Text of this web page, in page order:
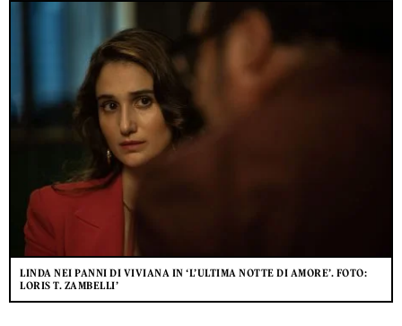
LINDA NEI PANNI DI VIVIANA IN ‘L’ULTIMA NOTTE DI AMORE’. FOTO:
LORIS T. ZAMBELLI’